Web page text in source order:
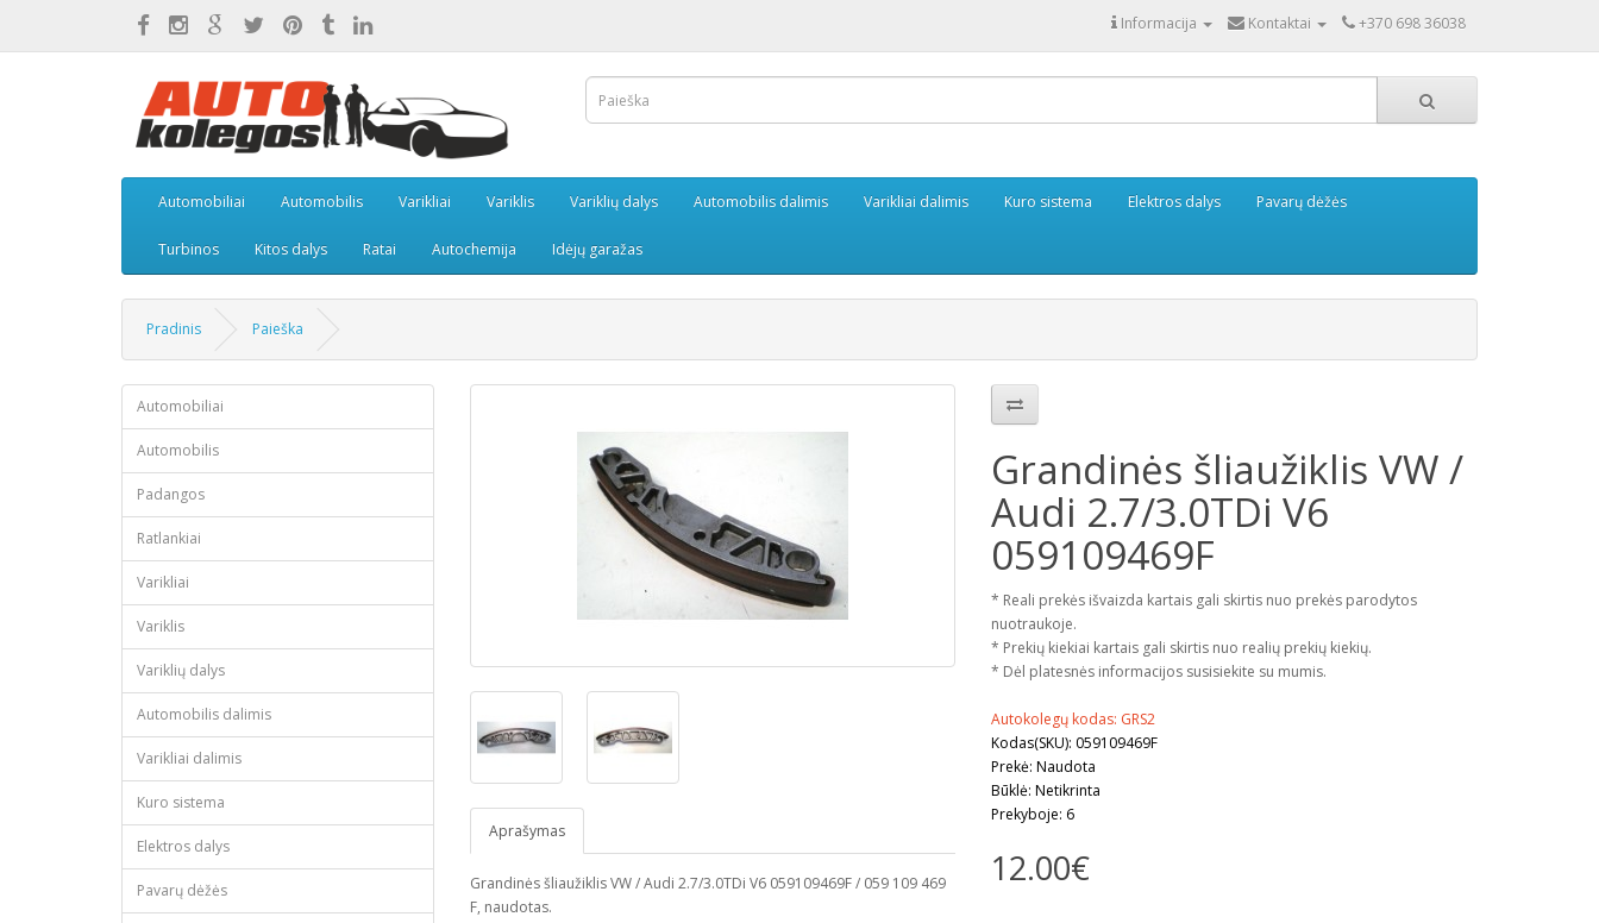
Informacija Kontaktai +370 698 36038
Automobiliai Automobilis Varikliai Variklis Variklių dalys Automobilis dalimis Varikliai dalimis Kuro sistema Elektros dalys Pavarų dėžės
Turbinos Kitos dalys Ratai Autochemija Idėjų garažas
Pradinis Paieška
Automobiliai
Automobilis
Padangos
Ratlankiai
Varikliai
Variklis
Variklių dalys
Automobilis dalimis
Varikliai dalimis
Kuro sistema
Elektros dalys
Pavarų dėžės
Aprašymas
Grandinės šliaužiklis VW / Audi 2.7/3.0TDi V6 059109469F / 059 109 469
F, naudotas.
Grandinės šliaužiklis VW /
Audi 2.7/3.0TDi V6
059109469F
* Reali prekės išvaizda kartais gali skirtis nuo prekės parodytos
nuotraukoje.
* Prekių kiekiai kartais gali skirtis nuo realių prekių kiekių.
* Dėl platesnės informacijos susisiekite su mumis.
Autokolegų kodas: GRS2
Kodas(SKU): 059109469F
Prekė: Naudota
Būklė: Netikrinta
Prekyboje: 6
12.00€